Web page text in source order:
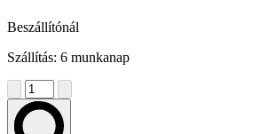
Beszállítónál
Szállítás: 6 munkanap